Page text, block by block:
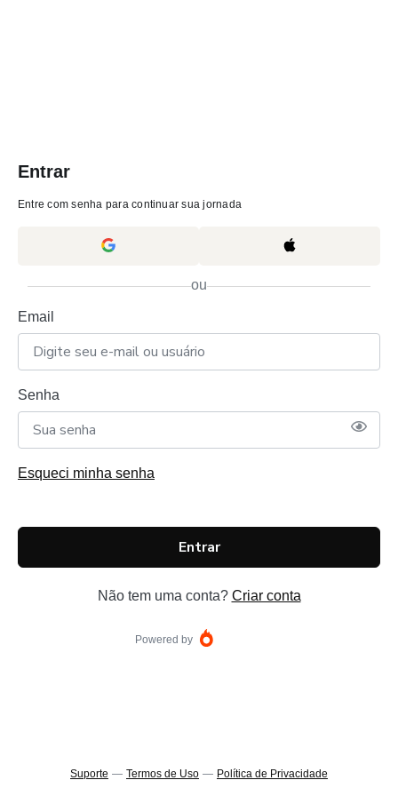
Entrar
Entre com senha para continuar sua jornada
ou
Email
Senha
Esqueci minha senha
Entrar
Não tem uma conta? Criar conta
Powered by
Suporte — Termos de Uso — Política de Privacidade